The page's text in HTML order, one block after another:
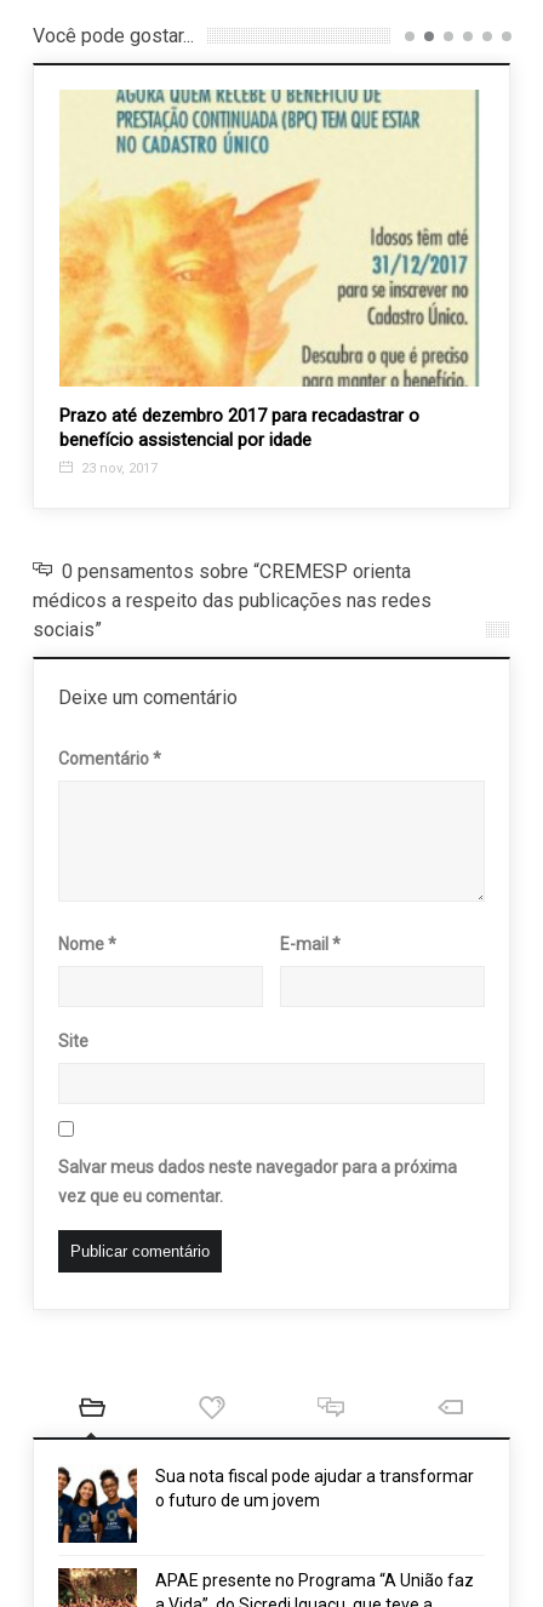
Você pode gostar...
Prazo até dezembro 2017 para recadastrar o
benefício assistencial por idade
23 nov, 2017
0 pensamentos sobre “CREMESP orienta
médicos a respeito das publicações nas redes
sociais”
Deixe um comentário
Comentário*
Nome* E-mail*
Site
Salvar meus dados neste navegador para a próxima
vez que eu comentar.
Sua nota fiscal pode ajudar a transformar
o futuro de um jovem
APAE presente no Programa “A União faz